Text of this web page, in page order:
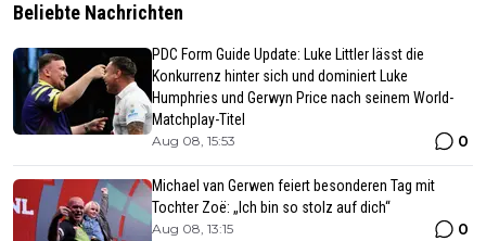
Beliebte Nachrichten
PDC Form Guide Update: Luke Littler lässt die
Konkurrenz hinter sich und dominiert Luke
Humphries und Gerwyn Price nach seinem World-
Matchplay-Titel
Aug 08, 15:53 0
Michael van Gerwen feiert besonderen Tag mit
Tochter Zoë: „Ich bin so stolz auf dich“
Aug 08, 13:15 0